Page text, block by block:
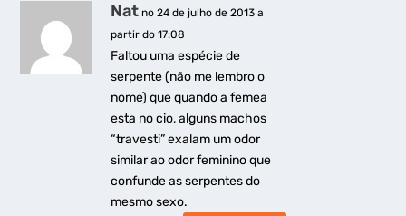
Nat no 24 de julho de 2013 a
partir do 17:08
Faltou uma espécie de
serpente (não me lembro o
nome) que quando a femea
esta no cio, alguns machos
“travesti” exalam um odor
similar ao odor feminino que
confunde as serpentes do
mesmo sexo.